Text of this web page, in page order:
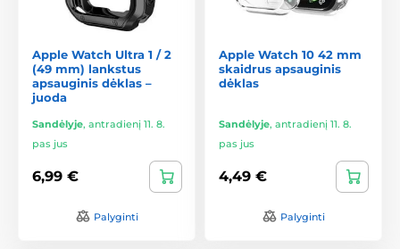
Apple Watch Ultra 1 / 2
(49 mm) lankstus
apsauginis dėklas –
juoda
Sandėlyje, antradienį 11. 8.
pas jus
6,99 €
Palyginti
Apple Watch 10 42 mm
skaidrus apsauginis
dėklas
Sandėlyje, antradienį 11. 8.
pas jus
4,49 €
Palyginti